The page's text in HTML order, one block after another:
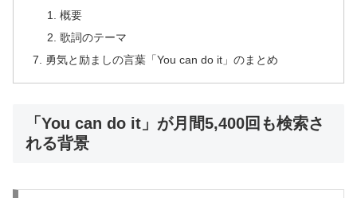
概要
歌詞のテーマ
勇気と励ましの言葉「You can do it」のまとめ
「You can do it」が月間5,400回も検索さ
れる背景